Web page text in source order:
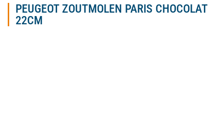
PEUGEOT ZOUTMOLEN PARIS CHOCOLAT
22CM